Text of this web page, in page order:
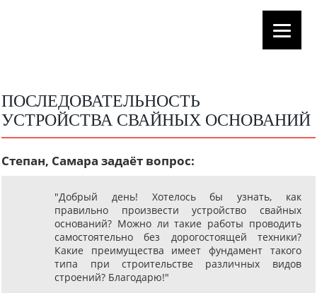
ПОСЛЕДОВАТЕЛЬНОСТЬ
УСТРОЙСТВА СВАЙНЫХ ОСНОВАНИЙ
Степан, Самара задаёт вопрос:
"Добрый день! Хотелось бы узнать, как
правильно произвести устройство свайных
оснований? Можно ли такие работы проводить
самостоятельно без дорогостоящей техники?
Какие преимущества имеет фундамент такого
типа при строительстве различных видов
строений? Благодарю!"